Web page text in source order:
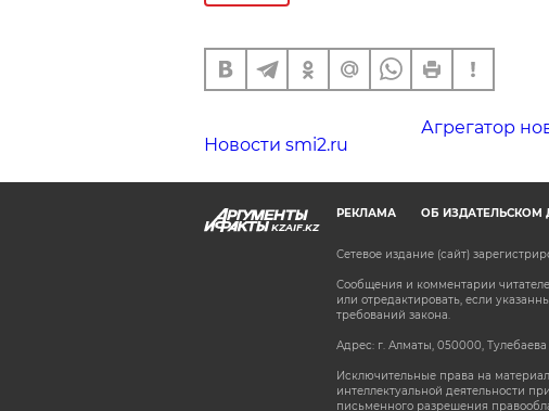
Агрегатор
Новости smi2.ru
KZAIF.KZ
РЕКЛАМА ОБ ИЗДАТЕЛЬСКОМ
Сетевое издание (сайт)
Сообщения и комментарии
или отредактировать, если
требований закона.
Адрес: г. Алматы, 050000,
Исключительные права на
интеллектуальной деятельности
письменного разрешения